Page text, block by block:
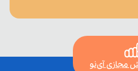
مجازی آی‌نو